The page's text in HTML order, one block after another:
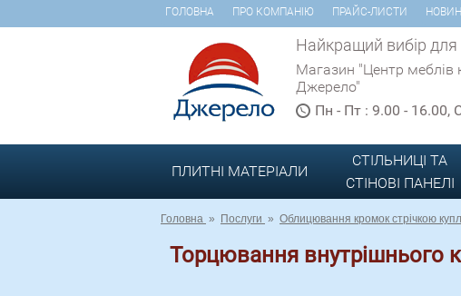
ГОЛОВНА ПРО КОМПАНІЮ ПРАЙС-ЛИСТИ
Найкращий вибір для
Магазин "Центр меблів
Джерело"
Пн - Пт : 9.00 - 16.00,
ПЛИТНІ МАТЕРІАЛИ
СТІЛЬНИЦІ ТА
СТІНОВІ ПАНЕЛІ
Головна » Послуги » Облицювання кромок стрічкою
Торцювання внутрішнього